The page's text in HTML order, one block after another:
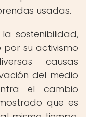
usadas.
sostenibilidad,
su activismo
causas
del medio
el cambio
que es